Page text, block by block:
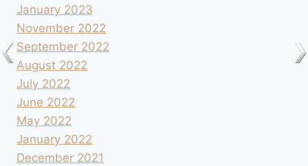
January 2023
November 2022
September 2022
August 2022
July 2022
June 2022
May 2022
January 2022
December 2021